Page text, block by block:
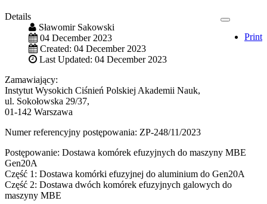
Print
Details
Sławomir Sakowski
04 December 2023
Created: 04 December 2023
Last Updated: 04 December 2023
Zamawiający:
Instytut Wysokich Ciśnień Polskiej Akademii Nauk,
ul. Sokołowska 29/37,
01-142 Warszawa
Numer referencyjny postępowania: ZP-248/11/2023
Postępowanie: Dostawa komórek efuzyjnych do maszyny MBE
Gen20A
Część 1: Dostawa komórki efuzyjnej do aluminium do Gen20A
Część 2: Dostawa dwóch komórek efuzyjnych galowych do
maszyny MBE